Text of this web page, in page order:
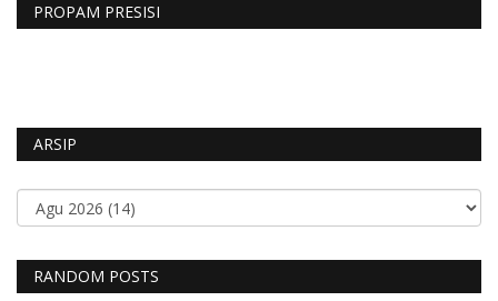
PROPAM PRESISI
ARSIP
RANDOM POSTS